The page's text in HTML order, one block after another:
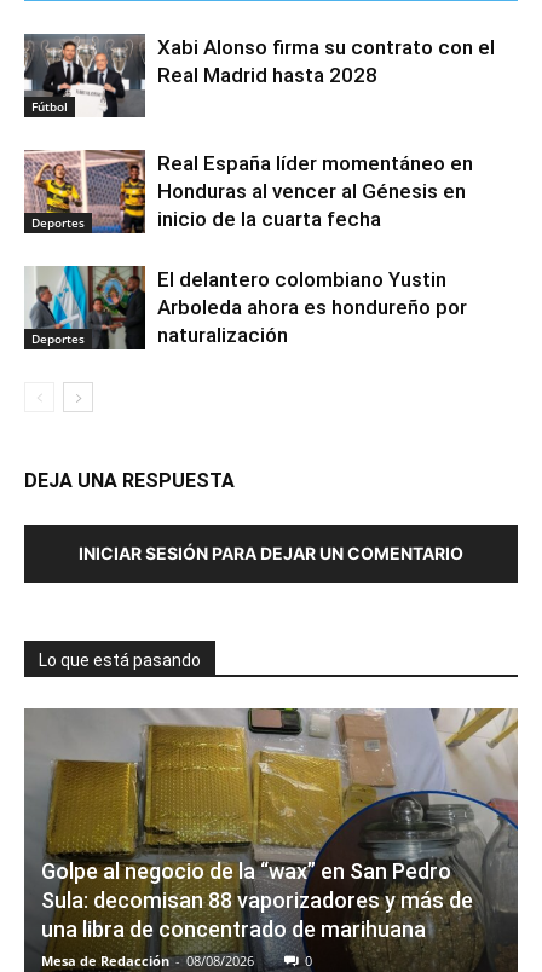
Fútbol
Xabi Alonso firma su contrato con el
Real Madrid hasta 2028
Deportes
Real España líder momentáneo en
Honduras al vencer al Génesis en
inicio de la cuarta fecha
Deportes
El delantero colombiano Yustin
Arboleda ahora es hondureño por
naturalización
DEJA UNA RESPUESTA
INICIAR SESIÓN PARA DEJAR UN COMENTARIO
Lo que está pasando
Golpe al negocio de la “wax” en San Pedro
Sula: decomisan 88 vaporizadores y más de
una libra de concentrado de marihuana
Mesa de Redacción - 08/08/2026 0